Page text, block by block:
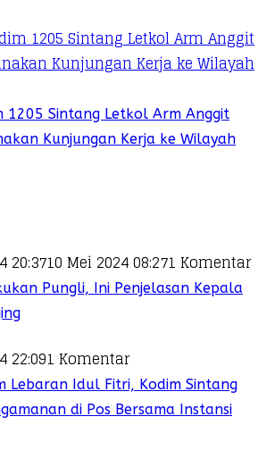
1205 Sintang Letkol Arm Anggit
Kunjungan Kerja ke Wilayah
20:3710 Mei 2024 08:271 Komentar
Pungli, Ini Penjelasan Kepala
22:091 Komentar
Lebaran Idul Fitri, Kodim Sintang
di Pos Bersama Instansi